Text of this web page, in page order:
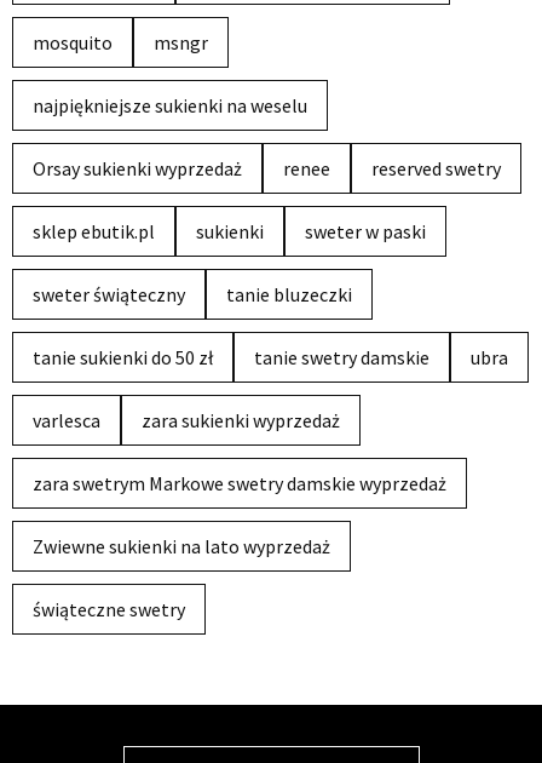
mosquito msngr
najpiękniejsze sukienki na weselu
Orsay sukienki wyprzedaż renee reserved swetry
sklep ebutik.pl sukienki sweter w paski
sweter świąteczny tanie bluzeczki
tanie sukienki do 50 zł tanie swetry damskie ubra
varlesca zara sukienki wyprzedaż
zara swetrym Markowe swetry damskie wyprzedaż
Zwiewne sukienki na lato wyprzedaż
świąteczne swetry